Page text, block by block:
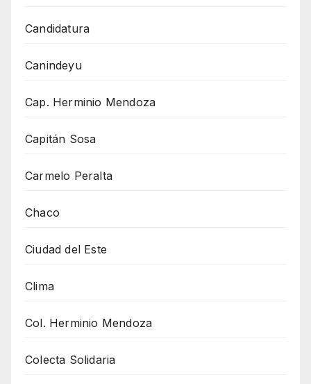
Candidatura
Canindeyu
Cap. Herminio Mendoza
Capitán Sosa
Carmelo Peralta
Chaco
Ciudad del Este
Clima
Col. Herminio Mendoza
Colecta Solidaria